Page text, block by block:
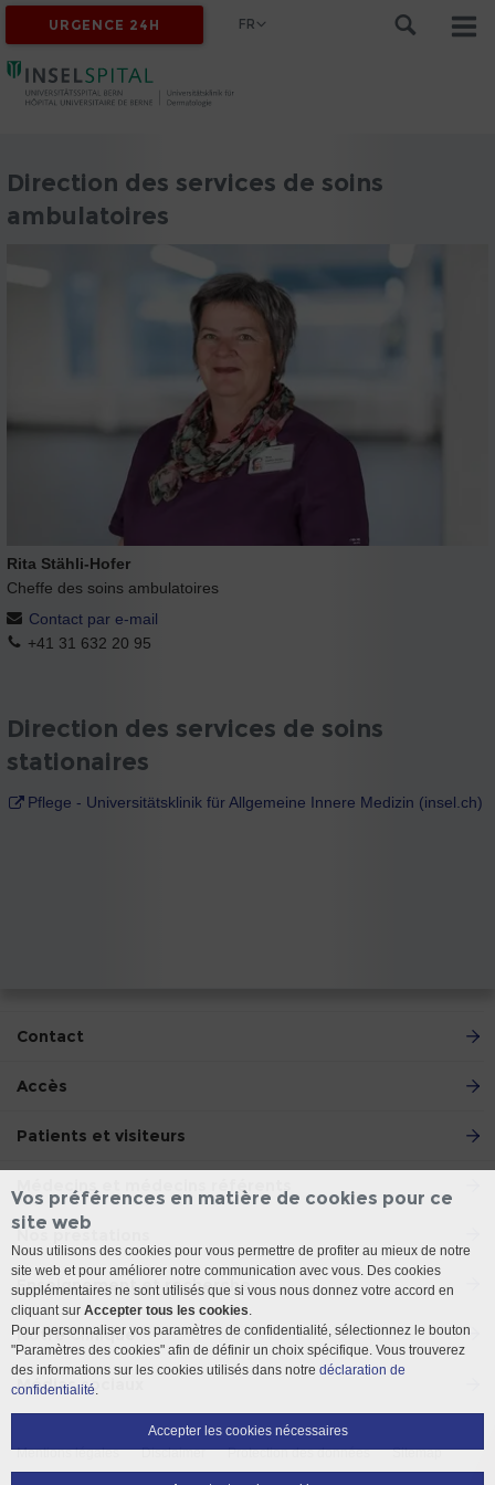
URGENCE 24H FR
Direction des services de soins
ambulatoires
Rita Stähli-Hofer
Cheffe des soins ambulatoires
Contact par e-mail
+41 31 632 20 95
Direction des services de soins
stationaires
Pflege - Universitätsklinik für Allgemeine Innere Medizin (insel.ch)
Contact
Accès
Patients et visiteurs
Nos prestations
Enseignement et recherche
Notre Clinique
Médias sociaux
Mentions légales Disclaimer Protection des données Sitemap
Vos préférences en matière de cookies pour ce
site web
Nous utilisons des cookies pour vous permettre de profiter au mieux de notre
site web et pour améliorer notre communication avec vous. Des cookies
supplémentaires ne sont utilisés que si vous nous donnez votre accord en
cliquant sur Accepter tous les cookies.
Pour personnaliser vos paramètres de confidentialité, sélectionnez le bouton
"Paramètres des cookies" afin de définir un choix spécifique. Vous trouverez
des informations sur les cookies utilisés dans notre déclaration de
confidentialité.
Accepter les cookies nécessaires